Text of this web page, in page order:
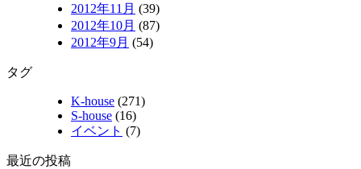
2012年11月 (39)
2012年10月 (87)
2012年9月 (54)
タグ
K-house (271)
S-house (16)
イベント (7)
最近の投稿